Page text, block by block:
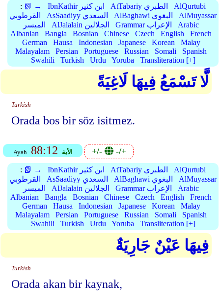
: 📗 → IbnKathir ابن كثير AtTabariy الطبري
AlQurtubi
القرطوبي
AsSaadiyy السعدي AlBaghawi البغوي
AlMuyassar
الميسر
AlJalalain الجلالين Grammar الإعراب
Arabic
Albanian
Bangla Bosnian Chinese Czech English
French
German
Hausa Indonesian Japanese Korean
Malay
Malayalam
Persian Portuguese Russian Somali
Spanish
Swahili
Turkish Urdu Yoruba Transliteration [+]
لَّا تَسْمَعُ فِيهَا لَاغِيَةً
Turkish
Orada bos bir söz isitmez.
Ayah 88:12 الأية +/- -/+
: 📗 → IbnKathir ابن كثير AtTabariy الطبري
AlQurtubi
القرطوبي
AsSaadiyy السعدي AlBaghawi البغوي
AlMuyassar
الميسر
AlJalalain الجلالين Grammar الإعراب
Arabic
Albanian
Bangla Bosnian Chinese Czech English
French
German
Hausa Indonesian Japanese Korean
Malay
Malayalam
Persian Portuguese Russian Somali
Spanish
Swahili
Turkish Urdu Yoruba Transliteration [+]
فِيهَا عَيْنٌ جَارِيَةٌ
Turkish
Orada akan bir kaynak,